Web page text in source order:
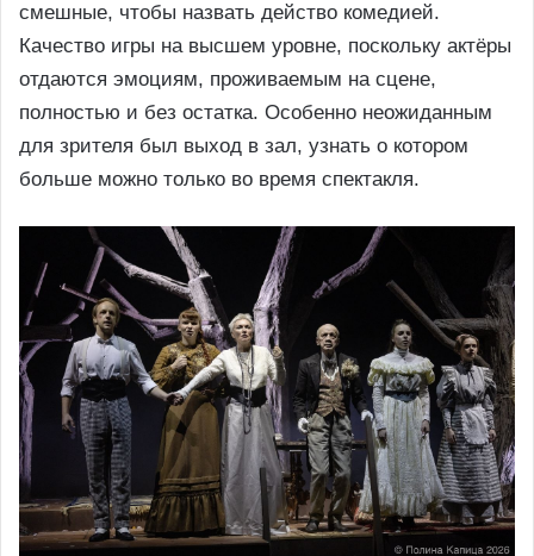
смешные, чтобы назвать действо комедией.
Качество игры на высшем уровне, поскольку актёры
отдаются эмоциям, проживаемым на сцене,
полностью и без остатка. Особенно неожиданным
для зрителя был выход в зал, узнать о котором
больше можно только во время спектакля.